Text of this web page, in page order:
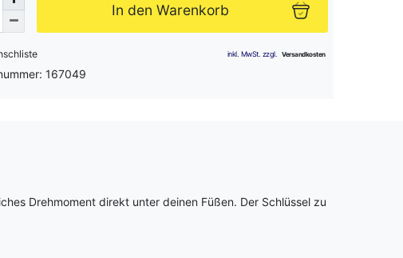
In den Warenkorb
167049
Drehmoment direkt unter deinen Füßen. Der Schlüssel zu